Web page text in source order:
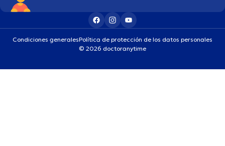
Condiciones generalesPolítica de protección de los datos personales
© 2026 doctoranytime